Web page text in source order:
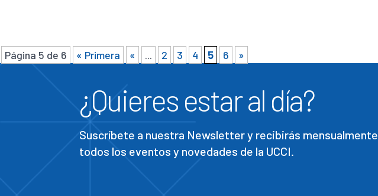
Página 5 de 6 « Primera « ... 2 3 4 5 6 »
¿Quieres estar al día?
Suscríbete a nuestra Newsletter y recibirás mensualmente
todos los eventos y novedades de la UCCI.